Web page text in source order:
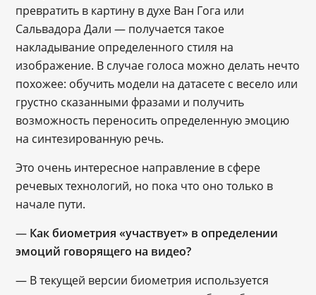
превратить в картину в духе Ван Гога или
Сальвадора Дали ― получается такое
накладывание определенного стиля на
изображение. В случае голоса можно делать нечто
похожее: обучить модели на датасете с весело или
грустно сказанными фразами и получить
возможность переносить определенную эмоцию
на синтезированную речь.
Это очень интересное направление в сфере
речевых технологий, но пока что оно только в
начале пути.
― Как биометрия «участвует» в определении
эмоций говорящего на видео?
― В текущей версии биометрия используется